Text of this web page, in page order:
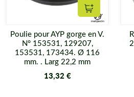
Ajouter au
Poulie pour AYP gorge en V.
N° 153531, 129207,
153531, 173434. Ø 116
mm. . Larg 22,2 mm
13,32 €